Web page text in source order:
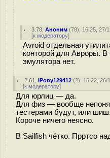
3.78 ,Аноним (78), 16:25, 27/
[к модератору]
Avroid отдельная
конторой для Авроры. В
эмулятора нет.
2.61 ,iPony129412 (?), 15:22, 26/
[к модератору]
Для юрлиц — да.
Для физ — вообще
тестерами будут, или шиш.
Короче ничего неясно.
В Sailfish чётко. Прртсо